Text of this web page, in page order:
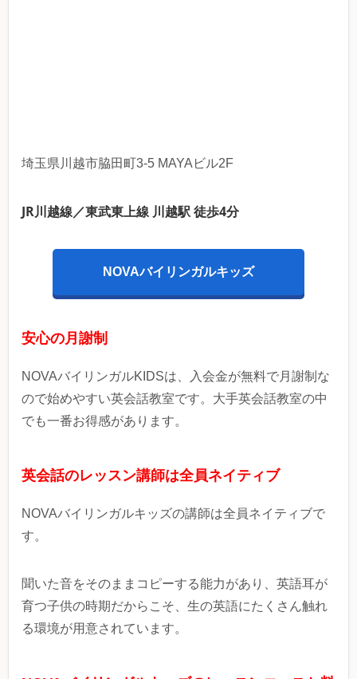
埼玉県川越市脇田町3-5 MAYAビル2F
JR川越線／東武東上線 川越駅 徒歩4分
NOVAバイリンガルキッズ
安心の月謝制
NOVAバイリンガルKIDSは、入会金が無料で月謝制な
ので始めやすい英会話教室です。大手英会話教室の中
でも一番お得感があります。
英会話のレッスン講師は全員ネイティブ
NOVAバイリンガルキッズの講師は全員ネイティブで
す。
聞いた音をそのままコピーする能力があり、英語耳が
育つ子供の時期だからこそ、生の英語にたくさん触れ
る環境が用意されています。